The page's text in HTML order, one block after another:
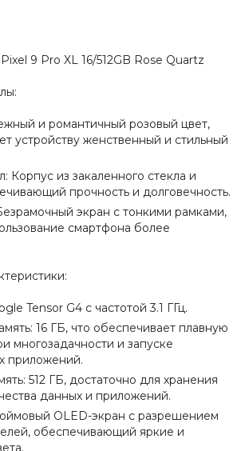
9 Pro XL 16/512GB Rose Quartz
и романтичный розовый цвет,
устройству женственный и стильный
Корпус из закаленного стекла и
прочность и долговечность.
экран с тонкими рамками,
смартфона более
Tensor G4 с частотой 3.1 ГГц.
16 ГБ, что обеспечивает плавную
многозадачности и запуске
приложений.
512 ГБ, достаточно для хранения
данных и приложений.
OLED-экран с разрешением
обеспечивающий яркие и